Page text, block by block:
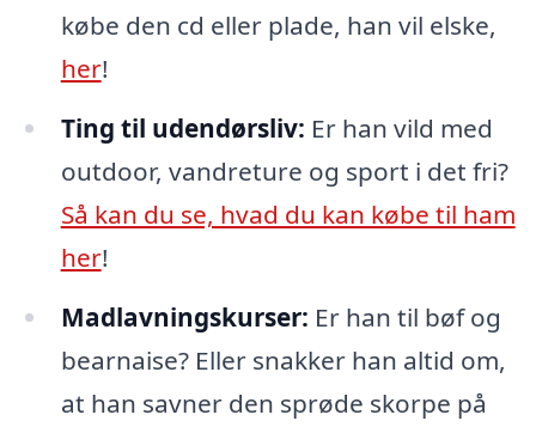
købe den cd eller plade, han vil elske,
her!
Ting til udendørsliv: Er han vild med
outdoor, vandreture og sport i det fri?
Så kan du se, hvad du kan købe til ham
her!
Madlavningskurser: Er han til bøf og
bearnaise? Eller snakker han altid om,
at han savner den sprøde skorpe på